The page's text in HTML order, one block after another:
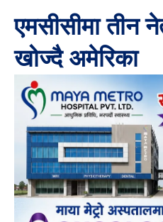
एमसीसीमा तीन
खोज्दै अमेरिका